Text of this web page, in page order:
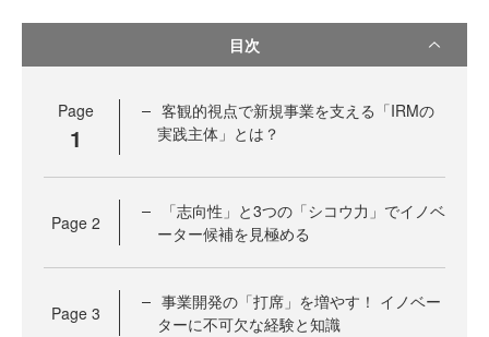
目次
Page
1
客観的視点で新規事業を支える「IRMの
実践主体」とは？
Page 2
「志向性」と3つの「シコウ力」でイノベ
ーター候補を見極める
Page 3
事業開発の「打席」を増やす！ イノベー
ターに不可欠な経験と知識